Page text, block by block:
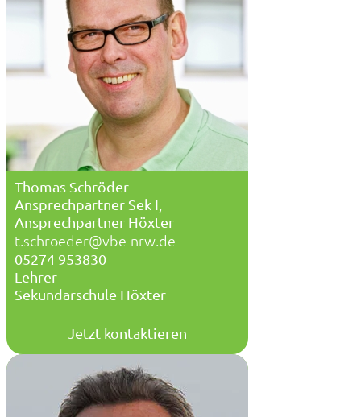
Thomas Schröder
Ansprechpartner Sek I,
Ansprechpartner Höxter
t.schroeder@vbe-nrw.de
05274 953830
Lehrer
Sekundarschule Höxter
Jetzt kontaktieren